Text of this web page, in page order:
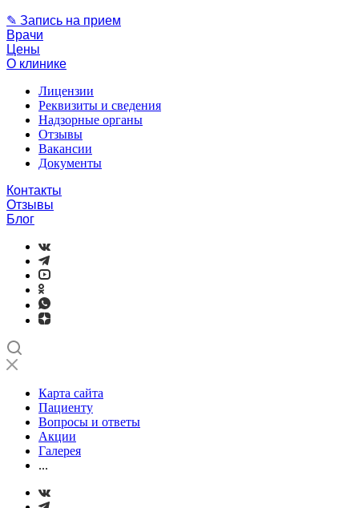
✎ Запись на прием
Врачи
Цены
О клинике
Лицензии
Реквизиты и сведения
Надзорные органы
Отзывы
Вакансии
Документы
Контакты
Отзывы
Блог
Карта сайта
Пациенту
Вопросы и ответы
Акции
Галерея
...